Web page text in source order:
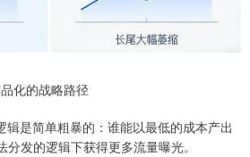
品化的战略路径
辑是简单粗暴的：谁能以最低的成本产出
发的逻辑下获得更多流量曝光。